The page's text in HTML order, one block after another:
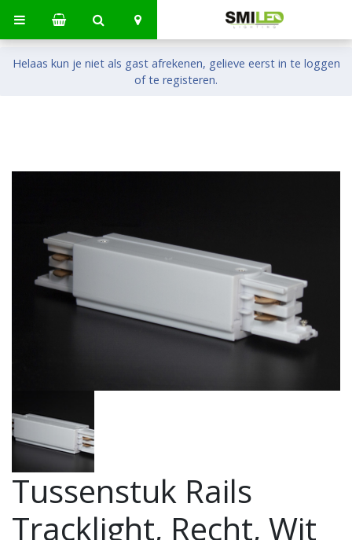
Helaas kun je niet als gast afrekenen, gelieve eerst in te loggen
of te registeren.
Tussenstuk Rails
Tracklight, Recht, Wit